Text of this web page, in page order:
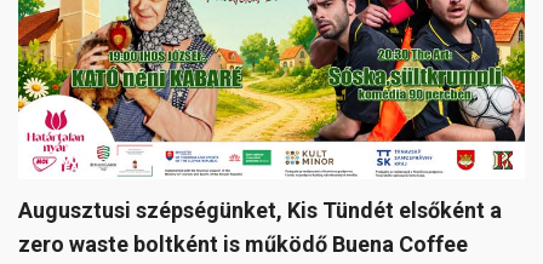
Augusztusi szépségünket, Kis Tündét elsőként a
zero waste boltként is működő Buena Coffee